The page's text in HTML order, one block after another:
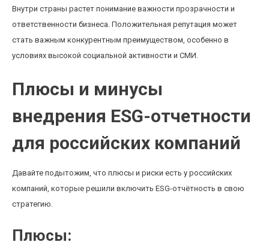
Внутри страны растет понимание важности прозрачности и
ответственности бизнеса. Положительная репутация может
стать важным конкурентным преимуществом, особенно в
условиях высокой социальной активности и СМИ.
Плюсы и минусы
внедрения ESG-отчетности
для российских компаний
Давайте подытожим, что плюсы и риски есть у российских
компаний, которые решили включить ESG-отчётность в свою
стратегию.
Плюсы: